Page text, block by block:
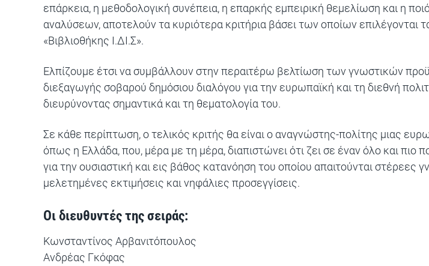
επάρκεια, η μεθοδολογική συνέπεια, η επαρκής εμπειρική θεμελίωση και η
αναλύσεων, αποτελούν τα κυριότερα κριτήρια βάσει των οποίων επιλέγονται
«Βιβλιοθήκης Ι.ΔΙ.Σ».
Ελπίζουμε έτσι να συμβάλλουν στην περαιτέρω βελτίωση των γνωστικών
διεξαγωγής σοβαρού δημόσιου διαλόγου για την ευρωπαϊκή και τη διεθνή
διευρύνοντας σημαντικά και τη θεματολογία του.
Σε κάθε περίπτωση, ο τελικός κριτής θα είναι ο αναγνώστης-πολίτης μιας
όπως η Ελλάδα, που, μέρα με τη μέρα, διαπιστώνει ότι ζει σε έναν όλο και πιο
για την ουσιαστική και εις βάθος κατανόηση του οποίου απαιτούνται στέρεες
μελετημένες εκτιμήσεις και νηφάλιες προσεγγίσεις.
Οι διευθυντές της σειράς:
Κωνσταντίνος Αρβανιτόπουλος
Ανδρέας Γκόφας